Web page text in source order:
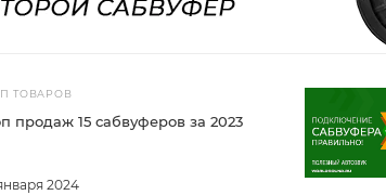
ТОВАРОВ
2024
продаж 15 сабвуферов за 2023